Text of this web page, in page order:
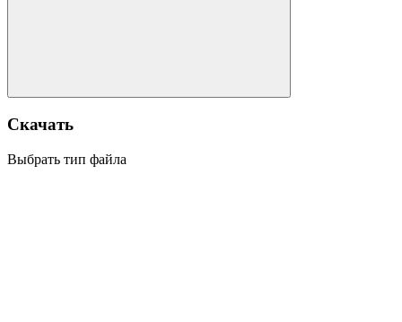
Скачать
Выбрать тип файла